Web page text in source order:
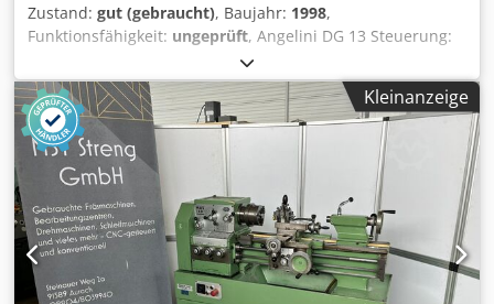
Zustand: gut (gebraucht), Baujahr: 1998,
Funktionsfähigkeit: ungeprüft, Angelini DG 13 Steuerung:
Fanuc OT/C Baujahr 1998 Drehzahl: 3.000 u/min
Späneförderer Werkzeugrevolver: 12 Plätze und
angetriebenen Werkzeugen VDI40 Dokumentation und
Ausfuhr gegen Aufpreis möglich. Besichtigung unter Strom
möglich. Gerne senden wir Ihnen weitere Details oder
vereinbaren eine Besichtigung vor Ort. Csdozhikrepfx
Kleinanzeige